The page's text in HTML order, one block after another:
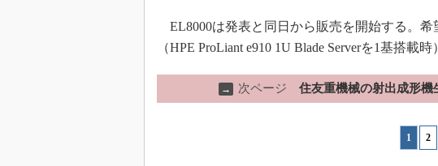
EL8000は発表と同日から販売を開始する。希
（HPE ProLiant e910 1U Blade Serverを1基搭載
→ 次ページ 住友重機械の射出成形機
1 2